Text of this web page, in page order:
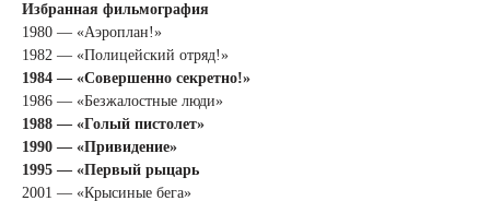
Избранная фильмография
1980 — «Аэроплан!»
1982 — «Полицейский отряд!»
1984 — «Совершенно секретно!»
1986 — «Безжалостные люди»
1988 — «Голый пистолет»
1990 — «Привидение»
1995 — «Первый рыцарь
2001 — «Крысиные бега»